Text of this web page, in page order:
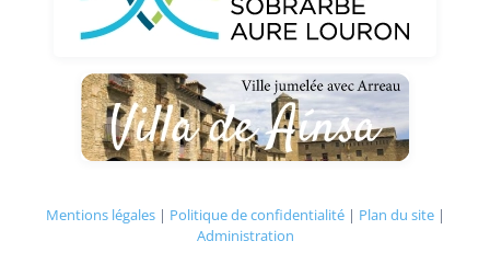
Mentions légales| Politique de confidentialité| Plan du site|
Administration